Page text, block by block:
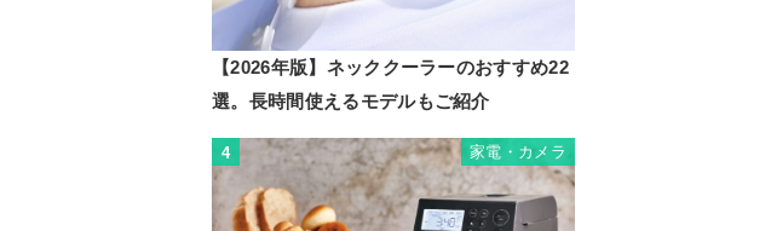
【2026年版】ネッククーラーのおすすめ22
選。長時間使えるモデルもご紹介
4 家電・カメラ